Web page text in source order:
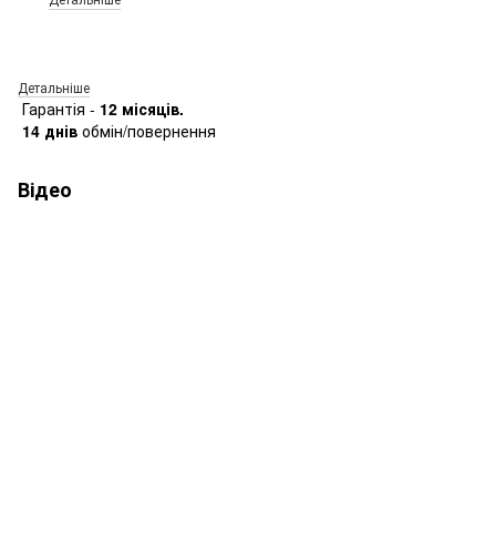
Детальніше
Гарантія - 12 місяців.
14 днів обмін/повернення
Відео